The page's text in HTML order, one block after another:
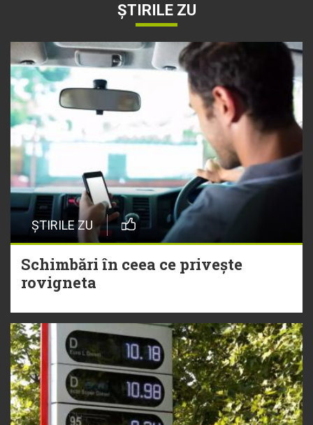
ȘTIRILE ZU
ȘTIRILE ZU
Schimbări în ceea ce privește
rovigneta